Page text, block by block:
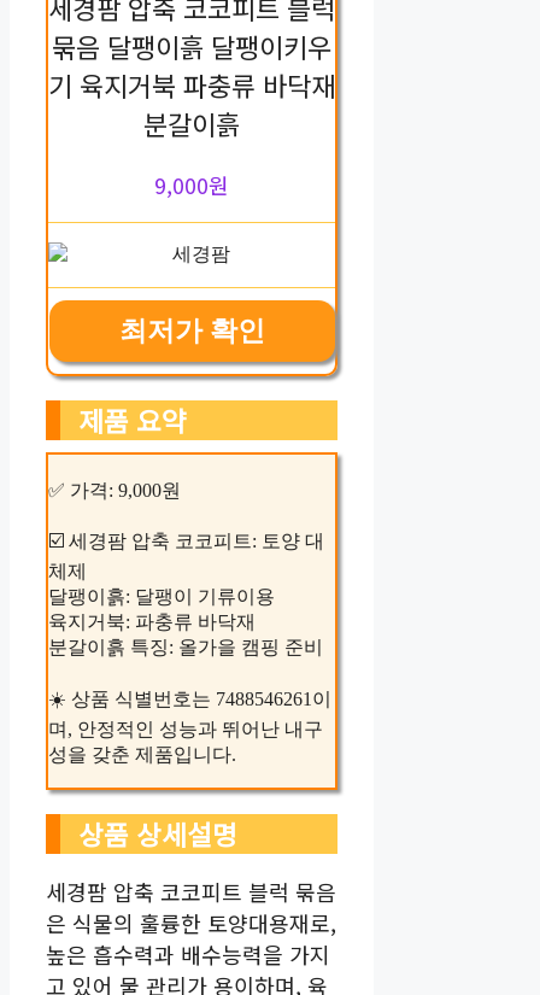
묶음 달팽이흙 달팽이키우
기 육지거북 파충류 바닥재
분갈이흙
9,000원
최저가 확인
제품 요약
✅ 가격: 9,000원
☑️ 세경팜 압축 코코피트: 토양 대
체제
달팽이흙: 달팽이 기류이용
육지거북: 파충류 바닥재
분갈이흙 특징: 올가을 캠핑 준비
☀️ 상품 식별번호는 7488546261이
며, 안정적인 성능과 뛰어난 내구
성을 갖춘 제품입니다.
상품 상세설명
세경팜 압축 코코피트 블럭 묶음
은 식물의 훌륭한 토양대용재로,
높은 흡수력과 배수능력을 가지
고 있어 물 관리가 용이하며, 육